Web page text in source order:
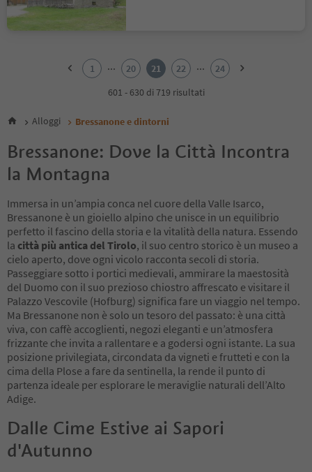
6
8
9
10
12
13
14
15
16
17
18
19
20
21
22
23
24
1 ... 20 21 22 ...
24
601 - 630 di 719 risultati
Alloggi Bressanone e dintorni
Bressanone: Dove la Città Incontra
la Montagna
Immersa in un’ampia conca nel cuore della Valle Isarco,
Bressanone è un gioiello alpino che unisce in un equilibrio
perfetto il fascino della storia e la vitalità della natura. Essendo
la città più antica del Tirolo, il suo centro storico è un museo a
cielo aperto, dove ogni vicolo racconta secoli di storia.
Passeggiare sotto i portici medievali, ammirare la maestosità
del Duomo con il suo prezioso chiostro affrescato e visitare il
Palazzo Vescovile (Hofburg) significa fare un viaggio nel tempo.
Ma Bressanone non è solo un tesoro del passato: è una città
viva, con caffè accoglienti, negozi eleganti e un’atmosfera
frizzante che invita a rallentare e a godersi ogni istante. La sua
posizione privilegiata, circondata da vigneti e frutteti e con la
cima della Plose a fare da sentinella, la rende il punto di
partenza ideale per esplorare le meraviglie naturali dell’Alto
Adige.
Dalle Cime Estive ai Sapori
d'Autunno